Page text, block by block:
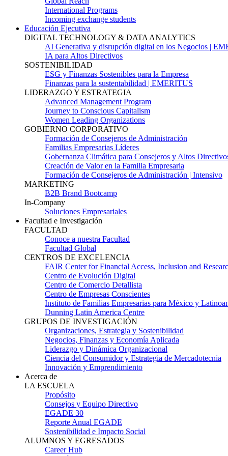
International Programs
Incoming exchange students
Educación Ejecutiva
DIGITAL TECHNOLOGY & DATA ANALYTICS
AI Generativa y disrupción digital en los Negocios |
IA para Altos Directivos
SOSTENIBILIDAD
ESG y Finanzas Sostenibles para la Empresa
Finanzas para la sustentabilidad | EMERITUS
LIDERAZGO Y ESTRATEGIA
Advanced Management Program
Journey to Conscious Capitalism
Women Leading Organizations
GOBIERNO CORPORATIVO
Formación de Consejeros de Administración
Familias Empresarias Líderes
Gobernanza Climática para Consejeros y Altos
Creación de Valor en la Familia Empresaria
Formación de Consejeros de Administración | Intensivo
MARKETING
B2B Brand Bootcamp
In-Company
Soluciones Empresariales
Facultad e Investigación
FACULTAD
Conoce a nuestra Facultad
Facultad Global
CENTROS DE EXCELENCIA
FAIR Center for Financial Access, Inclusion and
Centro de Evolución Digital
Centro de Comercio Detallista
Centro de Empresas Conscientes
Instituto de Familias Empresarias para México y
Dunning Latin America Centre
GRUPOS DE INVESTIGACIÓN
Organizaciones, Estrategia y Sostenibilidad
Negocios, Finanzas y Economía Aplicada
Liderazgo y Dinámica Organizacional
Ciencia del Consumidor y Estrategia de Mercadotecnia
Innovación y Emprendimiento
Acerca de
LA ESCUELA
Propósito
Consejos y Equipo Directivo
EGADE 30
Reporte Anual EGADE
Sostenibilidad e Impacto Social
ALUMNOS Y EGRESADOS
Career Hub